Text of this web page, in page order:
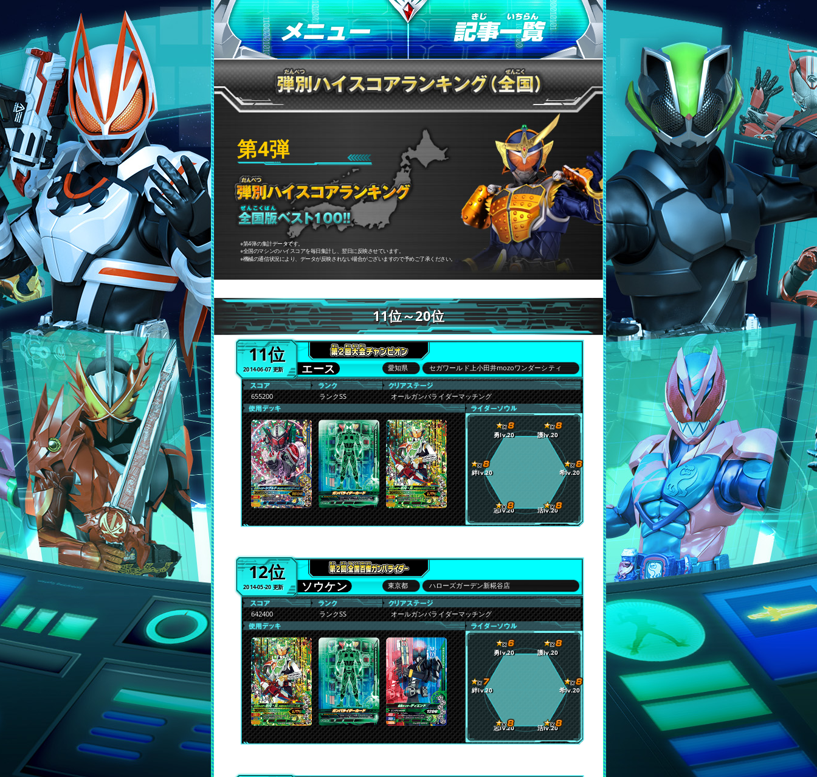
第4弾
※第4弾の集計データです。
※全国のマシンのハイスコアを毎日集計し、翌日に反映させています。
※機械の通信状況により、データが反映されない場合がございますので予めご了承ください。
11位～20位
11位
2014-06-07 更新 エース 愛知県 セガワールド上小田井mozoワンダーシティ
655200 ランクSS オールガンバライダーマッチング
勇lv.20 護lv.20
希lv.20
活lv.20
志lv.20
絆lv.20
12位
2014-05-20 更新 ソウケン 東京都 ハローズガーデン新糀谷店
642400 ランクSS オールガンバライダーマッチング
勇lv.20 護lv.20
希lv.20
活lv.20
志lv.20
絆lv.20